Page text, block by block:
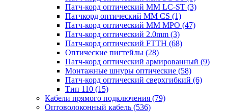
Патч-корд оптический MM LC-ST (3)
Патчкорд оптический MM CS (1)
Патч-корд оптический MM MPO (47)
Патч-корд оптический 2.0mm (3)
Патч-корд оптический FTTH (68)
Оптические пигтейлы (28)
Патч-корд оптический армированный (9)
Монтажные шнуры оптические (58)
Патч-корд оптический сверхгибкий (6)
Тип 110 (15)
Кабели прямого подключения (79)
Оптоволоконный кабель (536)